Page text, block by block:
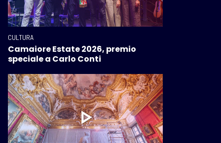
CULTURA
Camaiore Estate 2026, premio
speciale a Carlo Conti